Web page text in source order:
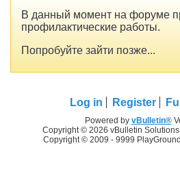
В данный момент на форуме
профилактические работы.
Попробуйте зайти позже...
Log in Register
Powered by vBulletin®
Copyright © 2026 vBulletin
Copyright © 2009 - 9999